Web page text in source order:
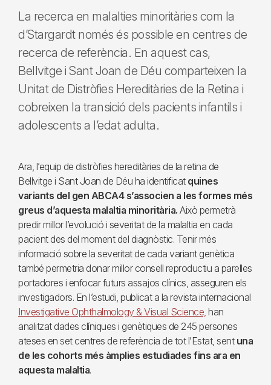
La recerca en malalties minoritàries com la
d’Stargardt només és possible en centres de
recerca de referència. En aquest cas,
Bellvitge i Sant Joan de Déu comparteixen la
Unitat de Distròfies Hereditàries de la Retina i
cobreixen la transició dels pacients infantils i
adolescents a l’edat adulta.
Ara, l’equip de distròfies hereditàries de la retina de
Bellvitge i Sant Joan de Déu ha identificat quines
variants del gen ABCA4 s’associen a les formes més
greus d’aquesta malaltia minoritària. Això permetrà
predir millor l’evolució i severitat de la malaltia en cada
pacient des del moment del diagnòstic. Tenir més
informació sobre la severitat de cada variant genètica
també permetria donar millor consell reproductiu a parelles
portadores i enfocar futurs assajos clínics, asseguren els
investigadors. En l’estudi, publicat a la revista internacional
Investigative Ophthalmology & Visual Science, han
analitzat dades clíniques i genètiques de 245 persones
ateses en set centres de referència de tot l’Estat, sent una
de les cohorts més àmplies estudiades fins ara en
aquesta malaltia.